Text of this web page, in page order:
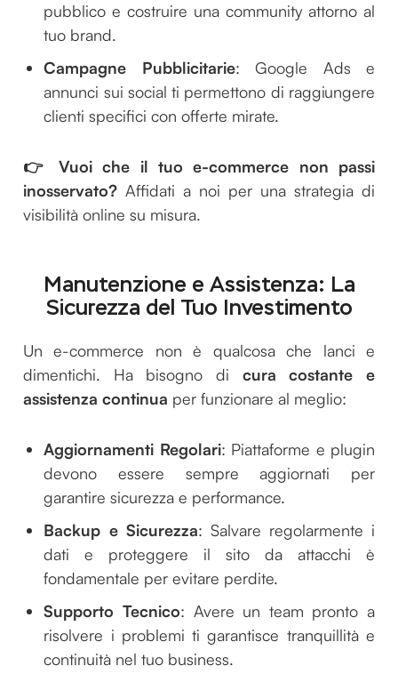
pubblico e costruire una community attorno al
tuo brand.
Campagne Pubblicitarie: Google Ads e
annunci sui social ti permettono di raggiungere
clienti specifici con offerte mirate.
👉 Vuoi che il tuo e-commerce non passi
inosservato? Affidati a noi per una strategia di
visibilità online su misura.
Manutenzione e Assistenza: La
Sicurezza del Tuo Investimento
Un e-commerce non è qualcosa che lanci e
dimentichi. Ha bisogno di cura costante e
assistenza continua per funzionare al meglio:
Aggiornamenti Regolari: Piattaforme e plugin
devono essere sempre aggiornati per
garantire sicurezza e performance.
Backup e Sicurezza: Salvare regolarmente i
dati e proteggere il sito da attacchi è
fondamentale per evitare perdite.
Supporto Tecnico: Avere un team pronto a
risolvere i problemi ti garantisce tranquillità e
continuità nel tuo business.